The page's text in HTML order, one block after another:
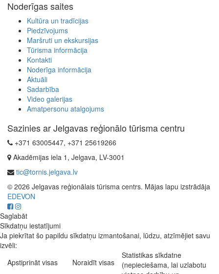
Noderīgas saites
Kultūra un tradīcijas
Piedzīvojums
Maršruti un ekskursijas
Tūrisma informācija
Kontakti
Noderīga informācija
Aktuāli
Sadarbība
Video galerijas
Amatpersonu atalgojums
Sazinies ar Jelgavas reģionālo tūrisma centru
+371 63005447, +371 25619266
Akadēmijas iela 1, Jelgava, LV-3001
tic@tornis.jelgava.lv
© 2026 Jelgavas reģionālais tūrisma centrs. Mājas lapu izstrādāja
EDEVON
Saglabāt
Sīkdatņu iestatījumi
Ja piekrītat šo papildu sīkdatņu izmantošanai, lūdzu, atzīmējiet savu
izvēli:
Apstiprināt visas
Noraidīt visas
Statistikas sīkdatne
(nepieciešama, lai uzlabotu